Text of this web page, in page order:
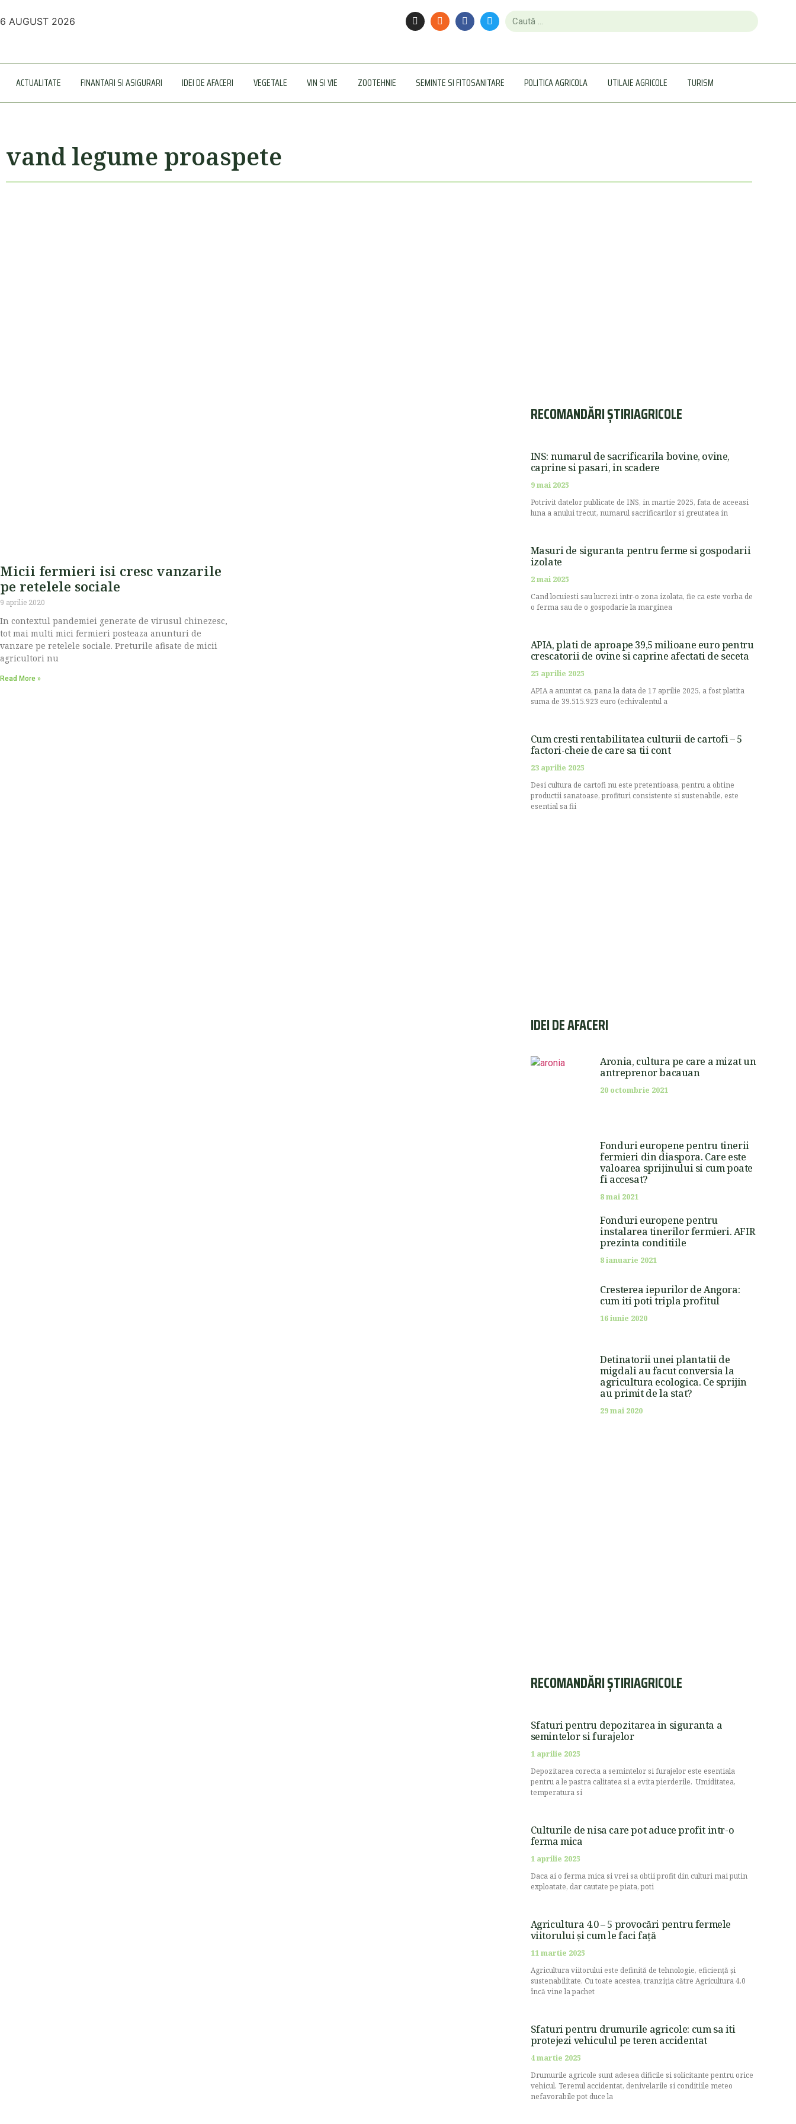
6 AUGUST 2026
ACTUALITATE FINANTARI SI ASIGURARI IDEI DE AFACERI VEGETALE VIN SI VIE ZOOTEHNIE SEMINTE SI FITOSANITARE POLITICA AGRICOLA UTILAJE AGRICOLE TURISM
vand legume proaspete
Micii fermieri isi cresc vanzarile
pe retelele sociale
9 aprilie 2020
In contextul pandemiei generate de virusul chinezesc,
tot mai multi mici fermieri posteaza anunturi de
vanzare pe retelele sociale. Preturile afisate de micii
agricultori nu
Read More »
RECOMANDĂRI ȘTIRIAGRICOLE
INS: numarul de sacrificarila bovine, ovine,
caprine si pasari, in scadere
9 mai 2025
Potrivit datelor publicate de INS, in martie 2025, fata de aceeasi
luna a anului trecut, numarul sacrificarilor si greutatea in
Masuri de siguranta pentru ferme si gospodarii
izolate
2 mai 2025
Cand locuiesti sau lucrezi intr-o zona izolata, fie ca este vorba de
o ferma sau de o gospodarie la marginea
APIA, plati de aproape 39,5 milioane euro pentru
crescatorii de ovine si caprine afectati de seceta
25 aprilie 2025
APIA a anuntat ca, pana la data de 17 aprilie 2025, a fost platita
suma de 39.515.923 euro (echivalentul a
Cum cresti rentabilitatea culturii de cartofi – 5
factori-cheie de care sa tii cont
23 aprilie 2025
Desi cultura de cartofi nu este pretentioasa, pentru a obtine
productii sanatoase, profituri consistente si sustenabile, este
esential sa fii
IDEI DE AFACERI
Aronia, cultura pe care a mizat un
antreprenor bacauan
20 octombrie 2021
Fonduri europene pentru tinerii
fermieri din diaspora. Care este
valoarea sprijinului si cum poate
fi accesat?
8 mai 2021
Fonduri europene pentru
instalarea tinerilor fermieri. AFIR
prezinta conditiile
8 ianuarie 2021
Cresterea iepurilor de Angora:
cum iti poti tripla profitul
16 iunie 2020
Detinatorii unei plantatii de
migdali au facut conversia la
agricultura ecologica. Ce sprijin
au primit de la stat?
29 mai 2020
RECOMANDĂRI ȘTIRIAGRICOLE
Sfaturi pentru depozitarea in siguranta a
semintelor si furajelor
1 aprilie 2025
Depozitarea corecta a semintelor si furajelor este esentiala
pentru a le pastra calitatea si a evita pierderile. Umiditatea,
temperatura si
Culturile de nisa care pot aduce profit intr-o
ferma mica
1 aprilie 2025
Daca ai o ferma mica si vrei sa obtii profit din culturi mai putin
exploatate, dar cautate pe piata, poti
Agricultura 4.0 – 5 provocări pentru fermele
viitorului și cum le faci față
11 martie 2025
Agricultura viitorului este definită de tehnologie, eficiență și
sustenabilitate. Cu toate acestea, tranziția către Agricultura 4.0
încă vine la pachet
Sfaturi pentru drumurile agricole: cum sa iti
protejezi vehiculul pe teren accidentat
4 martie 2025
Drumurile agricole sunt adesea dificile si solicitante pentru orice
vehicul. Terenul accidentat, denivelarile si conditiile meteo
nefavorabile pot duce la